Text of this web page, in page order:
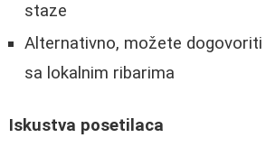
staze
Alternativno, možete
sa lokalnim ribarima
Iskustva posetilaca